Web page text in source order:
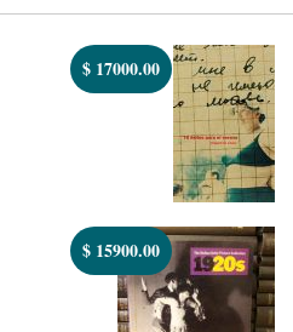
$ 17000.00
$ 15900.00